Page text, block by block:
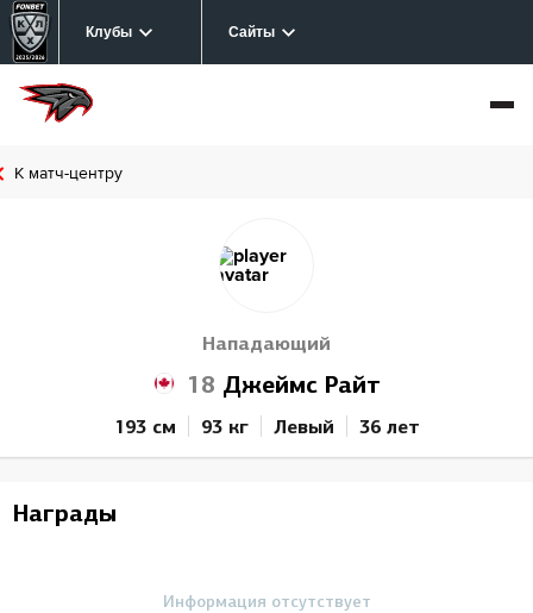
Клубы Сайты
К матч-центру
Нападающий
18 Джеймс Райт
193 см 93 кг Левый 36 лет
Награды
Информация отсутствует